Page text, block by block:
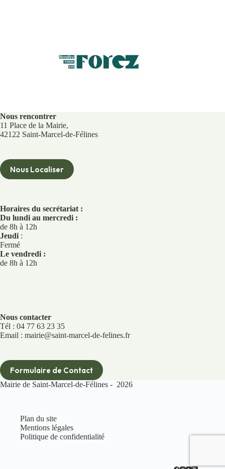
Nous rencontrer
11 Place de la Mairie,
42122 Saint-Marcel-de-Félines
Nous Localiser
Horaires du secrétariat :
Du lundi au mercredi :
de 8h à 12h
Jeudi :
Fermé
Le vendredi :
de 8h à 12h
Nous contacter
Tél : 04 77 63 23 35
Email : mairie@saint-marcel-de-felines.fr
Formulaire de Contact
Mairie de Saint-Marcel-de-Félines - 2026
Plan du site
Mentions légales
Politique de confidentialité